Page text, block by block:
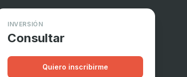
INVERSIÓN
Consultar
Quiero inscribirme